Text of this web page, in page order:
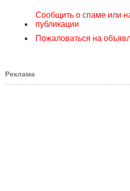
Сообщить о спаме или
публикации
Пожаловаться на
Реклама